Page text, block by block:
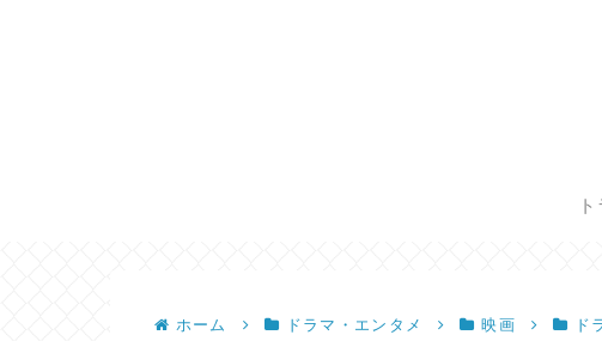
ホーム ドラマ・エンタメ 映画 ド